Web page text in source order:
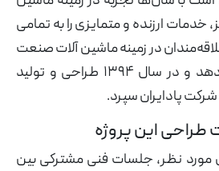
ارزنده و متمایزی را به تمامی
در زمینه ماشین آلات صنعت
۱۳۹۴ طراحی و تولید
شرکت پادایران سپرد.
طراحی این پروژه
مورد نظر، جلسات فنی مشترکی بین